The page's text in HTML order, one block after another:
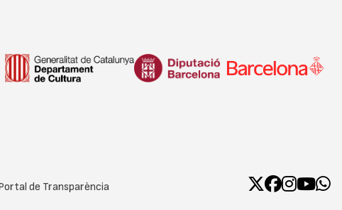
de Transparència